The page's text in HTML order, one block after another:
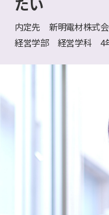
内定先 新明電材株式
経営学部 経営学科 4年